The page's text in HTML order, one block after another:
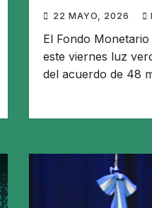
22 MAYO, 2026
El Fondo
este viernes luz
del acuerdo de 48